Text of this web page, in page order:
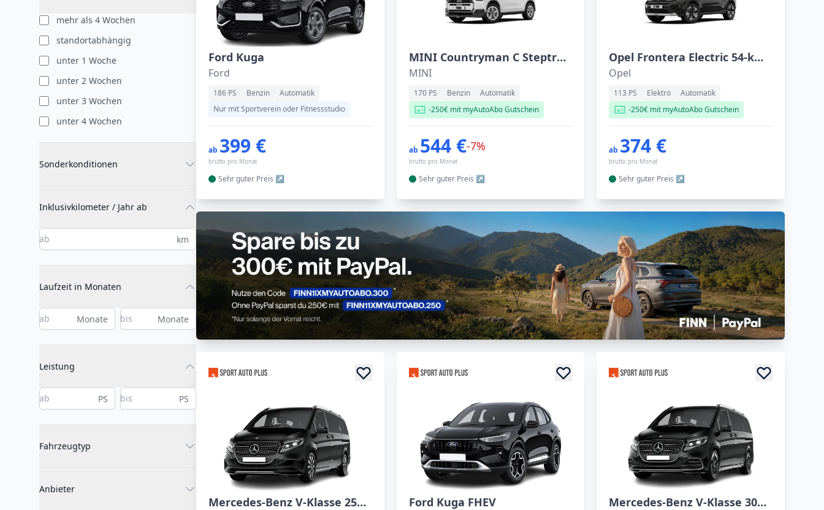
mehr als 4 Wochen
standortabhängig
unter 1 Woche
unter 2 Wochen
unter 3 Wochen
unter 4 Wochen
Sonderkonditionen
Inklusivkilometer / Jahr ab
km
Laufzeit in Monaten
Monate Monate
Leistung
PS PS
Fahrzeugtyp
Anbieter
Ford Kuga
Ford
186 PS Benzin
Automatik
Nur mit Sportverein oder Fitnessstudio
ab 399 €
brutto pro Monat
Sehr guter Preis
MINI Countryman C Steptronic
MINI
170 PS Benzin
Automatik
-250€ mit myAutoAbo Gutschein
ab 544 €-7%
brutto pro Monat
Sehr guter Preis
Opel Frontera Electric 54-kWh-Batterie 83kW
Opel
113 PS Elektro
Automatik
-250€ mit myAutoAbo Gutschein
ab 374 €
brutto pro Monat
Sehr guter Preis
Mercedes-Benz V-Klasse 250 d 4MATIC Avantgarde lang Ford Kuga FHEV Mercedes-Benz V-Klasse 300 d 4MATIC lang